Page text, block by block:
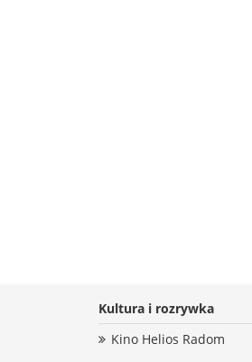
Kultura i rozrywka
Kino Helios Radom